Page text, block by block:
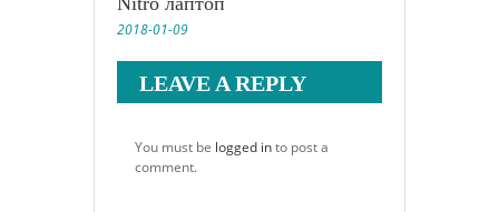
2018-01-09
LEAVE A REPLY
You must be logged into post a
comment.